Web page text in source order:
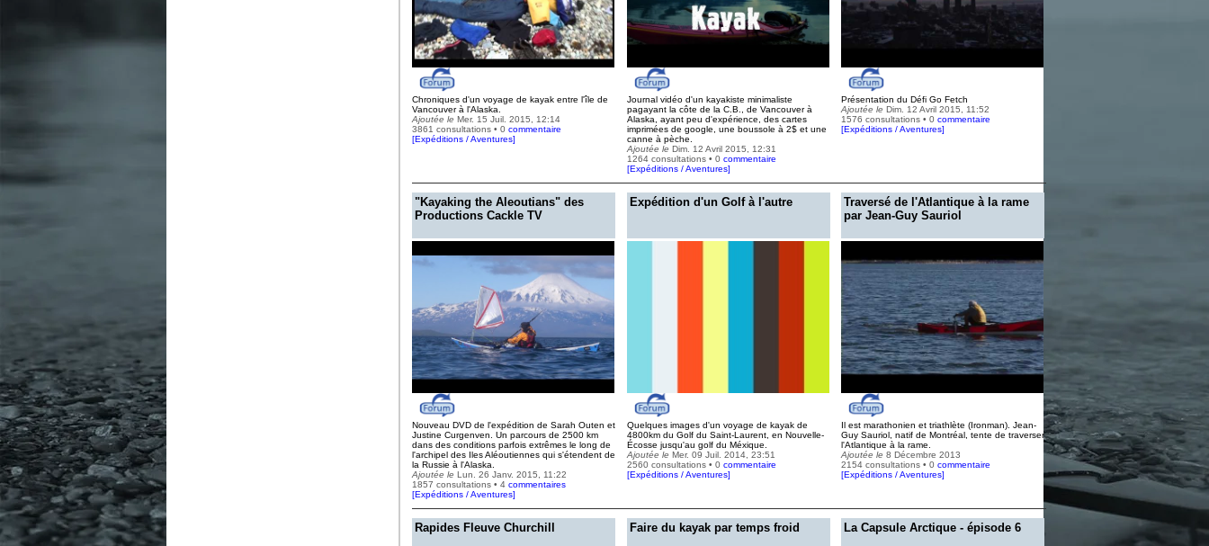
Chroniques d'un voyage de kayak entre l'île de
Vancouver à l'Alaska.
Ajoutée le Mer. 15 Juil. 2015, 12:14
3861 consultations • 0 commentaire
[Expéditions / Aventures]
Journal vidéo d'un kayakiste minimaliste
pagayant la côte de la C.B., de Vancouver à
Alaska, ayant peu d'expérience, des cartes
imprimées de google, une boussole à 2$ et une
canne à pèche.
Ajoutée le Dim. 12 Avril 2015, 12:31
1264 consultations • 0 commentaire
[Expéditions / Aventures]
Présentation du Défi Go Fetch
Ajoutée le Dim. 12 Avril 2015, 11:52
1576 consultations • 0 commentaire
[Expéditions / Aventures]
"Kayaking the Aleoutians" des
Productions Cackle TV
Nouveau DVD de l'expédition de Sarah Outen et
Justine Curgenven. Un parcours de 2500 km
dans des conditions parfois extrêmes le long de
l'archipel des Iles Aléoutiennes qui s'étendent de
la Russie à l'Alaska.
Ajoutée le Lun. 26 Janv. 2015, 11:22
1857 consultations • 4 commentaires
[Expéditions / Aventures]
Expédition d'un Golf à l'autre
Quelques images d'un voyage de kayak de
4800km du Golf du Saint-Laurent, en Nouvelle-
Écosse jusqu'au golf du Méxique.
Ajoutée le Mer. 09 Juil. 2014, 23:51
2560 consultations • 0 commentaire
[Expéditions / Aventures]
Traversé de l'Atlantique à la rame
par Jean-Guy Sauriol
Il est marathonien et triathlète (Ironman). Jean-
Guy Sauriol, natif de Montréal, tente de traverser
l'Atlantique à la rame.
Ajoutée le 8 Décembre 2013
2154 consultations • 0 commentaire
[Expéditions / Aventures]
Rapides Fleuve Churchill Faire du kayak par temps froid La Capsule Arctique - épisode 6